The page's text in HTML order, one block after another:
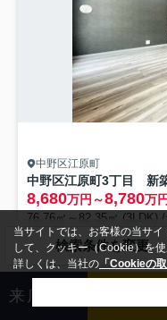
中野区江原町
中野区江原町3丁目 新
8,680万円～8,780万円
76.76㎡～82.35㎡ (3LDK)
都営大江戸線「新江古
閑静な住宅地
公共下水
検索条件を変更
来店予約
当サイトでは、お客様の当サ
して、クッキー（Cookie）を
詳しくは、当社の 「Cookieの